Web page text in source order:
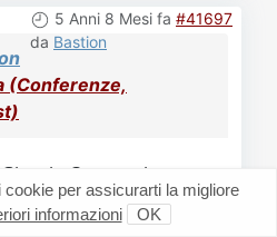
5 Anni 8 Mesi fa #41697
da Bastion
(Conferenze,
Cerquetti
per assicurarti la migliore
informazioni OK